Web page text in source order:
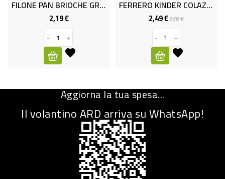
ACCESSORI
SANITARI
FILONE PAN BRIOCHE GR.500
2,19 €Prezzo
-
+
FERRERO KINDER COLAZIONE PIU T.10 GR.300
2,49 € Prezzo
base
2,89 €Prezzo
-
+
Aggiorna la tua spesa...
Il volantino ARD arriva su WhatsApp!